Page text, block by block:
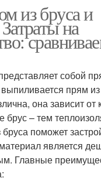
из бруса и
на
собой
выпиливается прям
она зависит от
брус – тем
поможет
является
Главные